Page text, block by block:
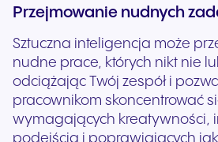
Przejmowanie nudnych
Sztuczna inteligencja może
nudne prace, których nikt nie
odciążając Twój zespół i
pracownikom skoncentrować
wymagających kreatywności,
podejścia i poprawiających